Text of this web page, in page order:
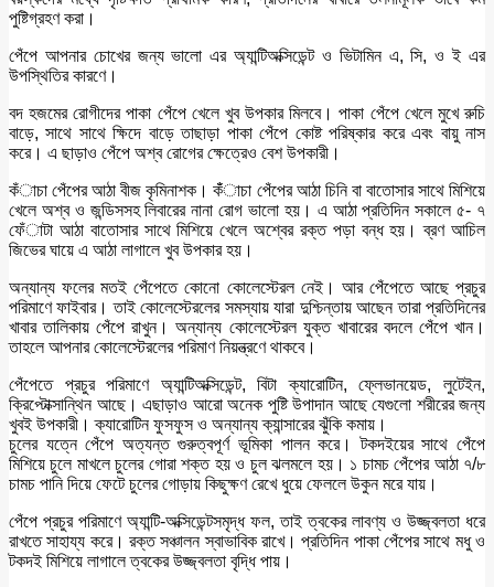
পুষ্টিগ্রহণ করা।
পেঁপে আপনার চোখের জন্য ভালো এর অ্যান্টিঅক্সিডেন্ট ও ভিটামিন এ, সি, ও ই এর
উপস্থিতির কারণে।
বদ হজমের রোগীদের পাকা পেঁপে খেলে খুব উপকার মিলবে। পাকা পেঁপে খেলে মুখে রুচি
বাড়ে, সাথে সাথে ক্ষিদে বাড়ে তাছাড়া পাকা পেঁপে কোষ্ট পরিষ্কার করে এবং বায়ু নাস
করে। এ ছাড়াও পেঁপে অশ্ব রোগের ক্ষেত্রেও বেশ উপকারী।
কঁাচা পেঁপের আঠা বীজ কৃমিনাশক। কঁঁাচা পেঁপের আঠা চিনি বা বাতোসার সাথে মিশিয়ে
খেলে অশ্ব ও জন্ডিসসহ লিবারের নানা রোগ ভালো হয়। এ আঠা প্রতিদিন সকালে ৫- ৭
ফেঁাটা আঠা বাতোসার সাথে মিশিয়ে খেলে অশ্বের রক্ত পড়া বন্ধ হয়। ব্রণ আচিল
জিভের ঘায়ে এ আঠা লাগালে খুব উপকার হয়।
অন্যান্য ফলের মতই পেঁপেতে কোনো কোলেস্টেরল নেই। আর পেঁপেতে আছে প্রচুর
পরিমাণে ফাইবার। তাই কোলেস্টেরলের সমস্যায় যারা দুশ্চিন্তায় আছেন তারা প্রতিদিনের
খাবার তালিকায় পেঁপে রাখুন। অন্যান্য কোলেস্টেরল যুক্ত খাবারের বদলে পেঁপে খান।
তাহলে আপনার কোলেস্টেরলের পরিমাণ নিয়ন্ত্রণে থাকবে।
পেঁপেতে প্রচুর পরিমাণে অ্যান্টিঅক্সিডেন্ট, বিটা ক্যারোটিন, ফ্লেভানয়েড, লুটেইন,
ক্রিপ্টোক্সান্থিন আছে। এছাড়াও আরো অনেক পুষ্টি উপাদান আছে যেগুলো শরীরের জন্য
খুবই উপকারী। ক্যারোটিন ফুসফুস ও অন্যান্য ক্যান্সারের ঝুঁকি কমায়।
চুলের যত্নে পেঁপে অত্যন্ত গুরুত্বপূর্ণ ভূমিকা পালন করে। টকদইয়ের সাথে পেঁপে
মিশিয়ে চুলে মাখলে চুলের গোরা শক্ত হয় ও চুল ঝলমলে হয়। ১ চামচ পেঁপের আঠা ৭/৮
চামচ পানি দিয়ে ফেটে চুলের গোড়ায় কিছুক্ষণ রেখে ধুয়ে ফেললে উকুন মরে যায়।
পেঁপে প্রচুর পরিমাণে অ্যান্টি-অক্সিডেন্টসমৃদ্ধ ফল, তাই ত্বকের লাবণ্য ও উজ্জ্বলতা ধরে
রাখতে সাহায্য করে। রক্ত সঞ্চালন স্বাভাবিক রাখে। প্রতিদিন পাকা পেঁপের সাথে মধু ও
টকদই মিশিয়ে লাগালে ত্বকের উজ্জ্বলতা বৃদ্ধি পায়।